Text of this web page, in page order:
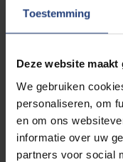
Toestemming
Deze website
We gebruiken
personaliseren, om
en om ons
informatie over uw
partners voor social